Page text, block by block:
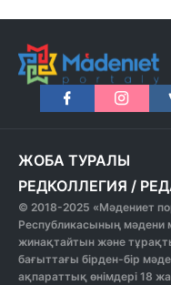
ЖОБА ТУРАЛЫ
РЕДКОЛЛЕГИЯ /
© 2018-2025 «Мәдениет
Республикасының мәдени
жинақтайтын және
бағыттағы бірден-бір
ақпараттық өнімдері 18